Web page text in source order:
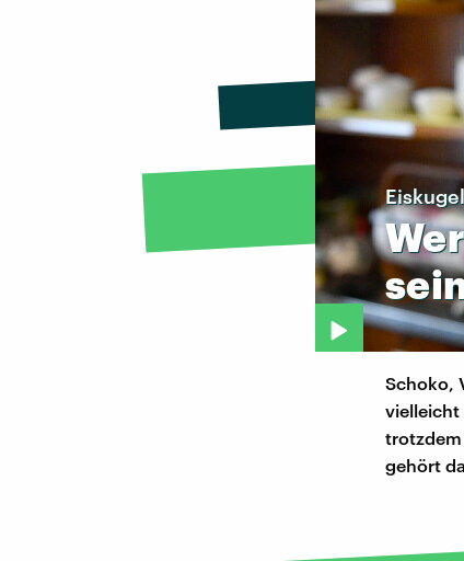
Schoko,
vielleicht
trotzdem
gehört